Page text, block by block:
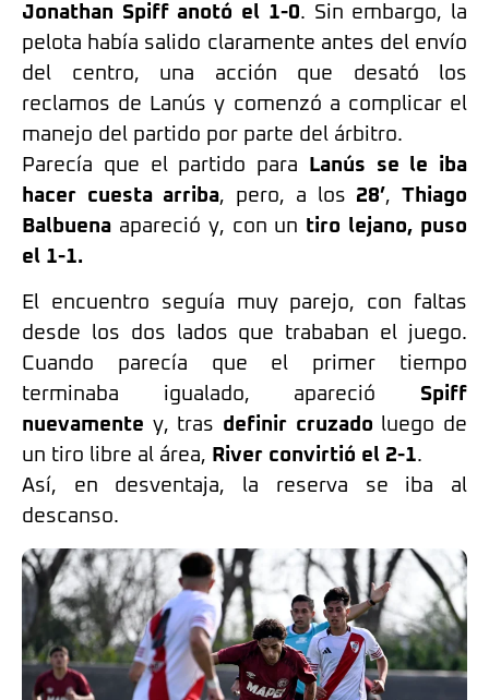
Jonathan Spiff anotó el 1-0. Sin embargo, la
pelota había salido claramente antes del envío
del centro, una acción que desató los
reclamos de Lanús y comenzó a complicar el
manejo del partido por parte del árbitro.
Parecía que el partido para Lanús se le iba
hacer cuesta arriba, pero, a los 28’,Thiago
Balbuena apareció y, con un tiro lejano, puso
el 1-1.
El encuentro seguía muy parejo, con faltas
desde los dos lados que trababan el juego.
Cuando parecía que el primer tiempo
terminaba igualado, apareció Spiff
nuevamente y, tras definir cruzado luego de
un tiro libre al área, River convirtió el 2-1.
Así, en desventaja, la reserva se iba al
descanso.